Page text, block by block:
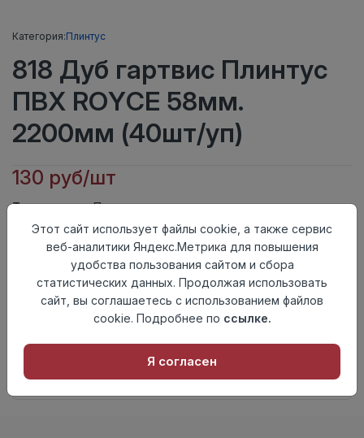
Категория:Плинтус
818 Дуб гартвис Плинтус
ПВХ ROYCE 58мм.
2200мм (40шт/уп)
130 руб/шт
Тип
Плинтус
АктуальностьАктуален
Материал
ПВХ
Осталось48 шт
Добавить в корзину
Внимание! Внешний вид товара может отличаться от
представленного на настоящем сайте. Проверяйте
наличие необходимых характеристик и комплектации
в момент приобретения товара.
Этот сайт использует файлы cookie, а также сервис
веб-аналитики Яндекс.Метрика для повышения
удобства пользования сайтом и сбора
статистических данных. Продолжая использовать
сайт, вы соглашаетесь с использованием файлов
cookie. Подробнее по ссылке.
Я согласен